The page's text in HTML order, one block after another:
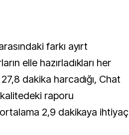
farkı ayırt
elle hazırladıkları her
dakika harcadığı, Chat
raporu
2,9 dakikaya ihtiyaç